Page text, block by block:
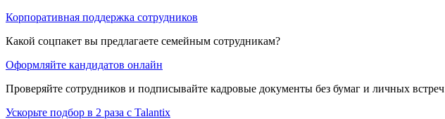
Корпоративная поддержка сотрудников
Какой соцпакет вы предлагаете семейным сотрудникам?
Оформляйте кандидатов онлайн
Проверяйте сотрудников и подписывайте кадровые документы без бумаг и личных встреч
Ускорьте подбор в 2 раза с Talantix